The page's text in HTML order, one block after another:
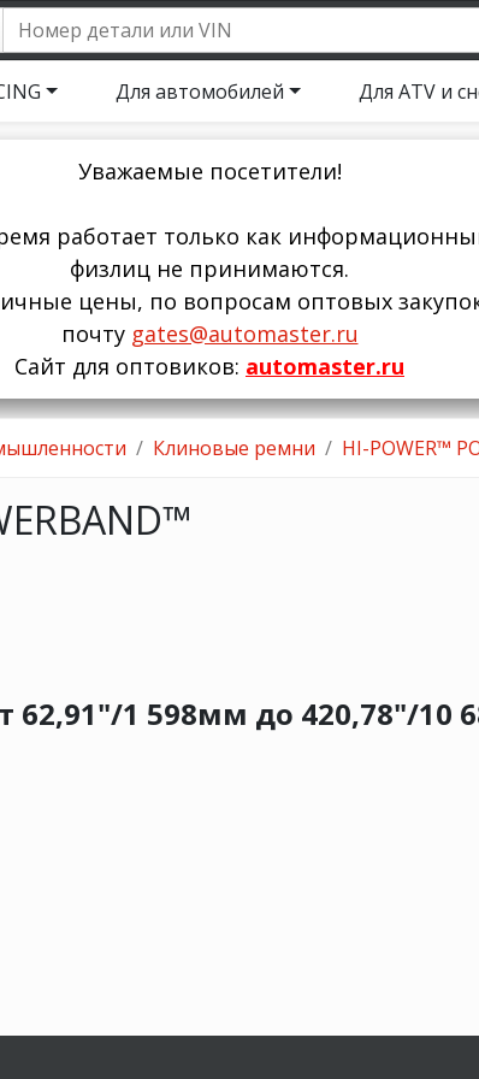
Для автомобилей Для ATV и
Уважаемые посетители!
работает только как
физлиц не принимаются.
цены, по вопросам оптовых
почту gates@automaster.ru
Сайт для оптовиков: automaster.ru
Клиновые ремни HI-POWER™
62,91"/1 598мм до 420,78"/10